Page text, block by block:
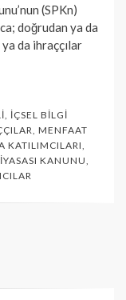
(SPKn)
doğrudan ya da
da ihraççılar
İÇSEL BILGI
MENFAAT
KATILIMCILARI
KANUNU